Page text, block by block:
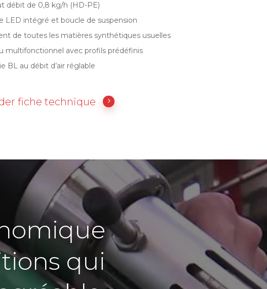
débit de 0,8 kg/h (HD-PE)
LED intégré et boucle de suspension
de toutes les matières synthétiques usuelles
multifonctionnel avec profils prédéfinis
BL au débit d’air réglable
fiche technique
qui